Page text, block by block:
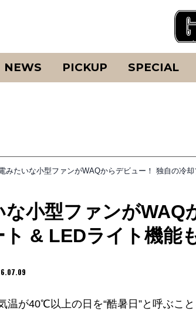
NEWS PICKUP SPECIAL
みたいな小型ファンがWAQからデビュー！ 独自の冷
小型ファンがWAQ
& LEDライト機能
温が40℃以上の日を“酷暑日”と呼ぶこ